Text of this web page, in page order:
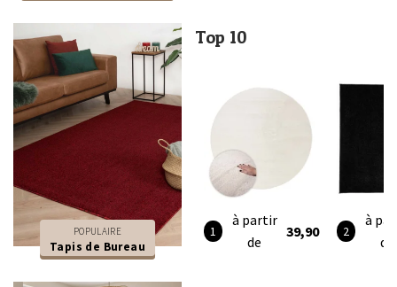
POPULAIRE
Tapis de Bureau
Top 10
à partir
de
39,90
à
de